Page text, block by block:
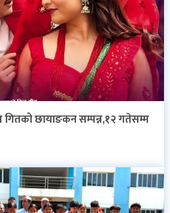
छायाङकन सम्पन्न,१२ गतेसम्म